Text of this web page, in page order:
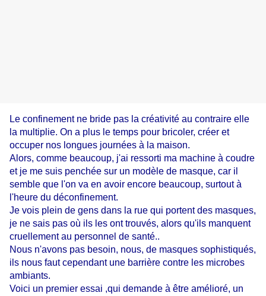
Le confinement ne bride pas la créativité au contraire elle
la multiplie. On a plus le temps pour bricoler, créer et
occuper nos longues journées à la maison.
Alors, comme beaucoup, j'ai ressorti ma machine à coudre
et je me suis penchée sur un modèle de masque, car il
semble que l'on va en avoir encore beaucoup, surtout à
l'heure du déconfinement.
Je vois plein de gens dans la rue qui portent des masques,
je ne sais pas où ils les ont trouvés, alors qu'ils manquent
cruellement au personnel de santé..
Nous n'avons pas besoin, nous, de masques sophistiqués,
ils nous faut cependant une barrière contre les microbes
ambiants.
Voici un premier essai ,qui demande à être amélioré, un